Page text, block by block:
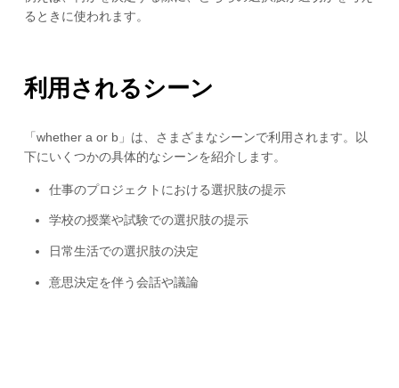
るときに使われます。
利用されるシーン
「whether a or b」は、さまざまなシーンで利用されます。以
下にいくつかの具体的なシーンを紹介します。
仕事のプロジェクトにおける選択肢の提示
学校の授業や試験での選択肢の提示
日常生活での選択肢の決定
意思決定を伴う会話や議論